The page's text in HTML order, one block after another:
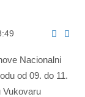
Nacionalni
od 09. do 11.
Vukovaru